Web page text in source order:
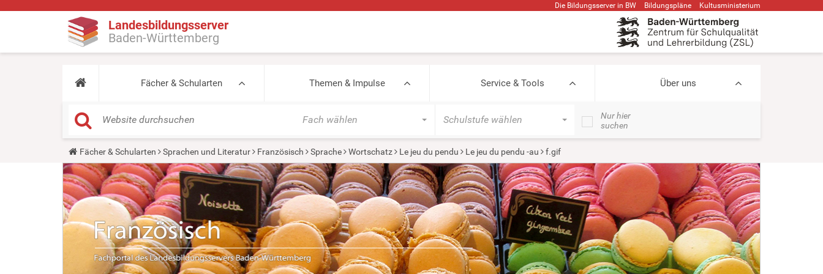
Die Bildungsserver in BW Bildungspläne Kultusministerium
Landesbildungsserver
Baden-Württemberg
Fächer & Schularten Themen & Impulse Service & Tools Über uns
Fach wählen Schulstufe wählen
Nur hier
suchen
Y
o
u
a
r
e
h
e
r
Fächer & Schularten Sprachen und Literatur Französisch Sprache Wortschatz Le jeu du pendu Le jeu du pendu -au f.gif